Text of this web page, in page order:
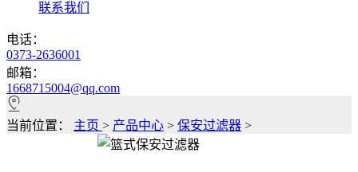
联系我们
电话：
0373-2636001
邮箱：
1668715004@qq.com
当前位置： 主页 > 产品中心 > 保安过滤器 >